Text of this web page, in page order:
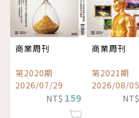
商業周刊
第2020期
2026/07/29
NT$ 159
商業周刊
第2021期
2026/08/05
NT$